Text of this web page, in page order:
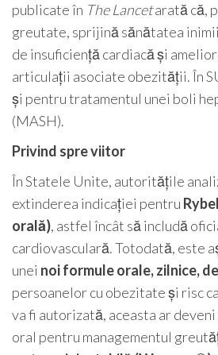
publicate în The Lancetarată că,
greutate, sprijină sănătatea
de insuficiență cardiacă și
articulații asociate obezității. În
și pentru tratamentul unei boli
(MASH).
Privind spre viitor
În Statele Unite, autoritățile
extinderea indicației pentru
orală), astfel încât să includă
cardiovasculară. Totodată, este
unei noi formule orale, zilnice,
persoanelor cu obezitate și risc
va fi autorizată, aceasta ar
oral pentru managementul